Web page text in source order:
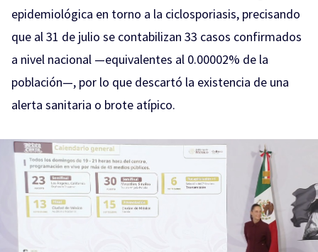
epidemiológica en torno a la ciclosporiasis, precisando
que al 31 de julio se contabilizan 33 casos confirmados
a nivel nacional —equivalentes al 0.00002% de la
población—, por lo que descartó la existencia de una
alerta sanitaria o brote atípico.